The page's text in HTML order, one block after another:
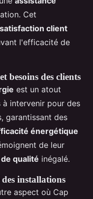
Cet
satisfaction client
l'efficacité de
besoins des clients
est un atout
à intervenir pour des
garantissant des
énergétique
de leur
qualité inégalé.
des installations
aspect où Cap